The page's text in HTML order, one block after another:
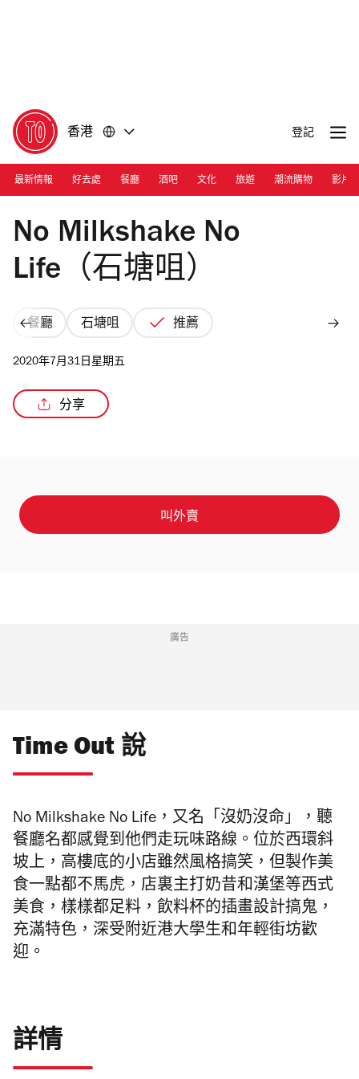
香港 登記
最新情報 好去處 餐廳 酒吧 文化 旅遊 潮流購物 影片
Photograph: Cara Hung
No Milkshake No
Life（石塘咀）
餐廳 石塘咀 推薦
2020年7月31日星期五
分享
叫外賣
廣告
Time Out 說
No Milkshake No Life，又名「沒奶沒命」，聽
餐廳名都感覺到他們走玩味路線。位於西環斜
坡上，高樓底的小店雖然風格搞笑，但製作美
食一點都不馬虎，店裏主打奶昔和漢堡等西式
美食，樣樣都足料，飲料杯的插畫設計搞鬼，
充滿特色，深受附近港大學生和年輕街坊歡
迎。
詳情